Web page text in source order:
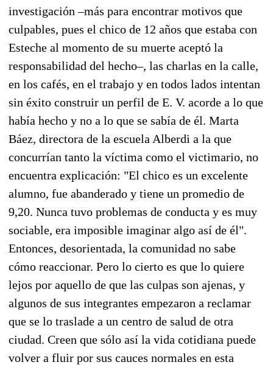
investigación –más para encontrar motivos que
culpables, pues el chico de 12 años que estaba con
Esteche al momento de su muerte aceptó la
responsabilidad del hecho–, las charlas en la calle,
en los cafés, en el trabajo y en todos lados intentan
sin éxito construir un perfil de E. V. acorde a lo que
había hecho y no a lo que se sabía de él. Marta
Báez, directora de la escuela Alberdi a la que
concurrían tanto la víctima como el victimario, no
encuentra explicación: "El chico es un excelente
alumno, fue abanderado y tiene un promedio de
9,20. Nunca tuvo problemas de conducta y es muy
sociable, era imposible imaginar algo así de él".
Entonces, desorientada, la comunidad no sabe
cómo reaccionar. Pero lo cierto es que lo quiere
lejos por aquello de que las culpas son ajenas, y
algunos de sus integrantes empezaron a reclamar
que se lo traslade a un centro de salud de otra
ciudad. Creen que sólo así la vida cotidiana puede
volver a fluir por sus cauces normales en esta